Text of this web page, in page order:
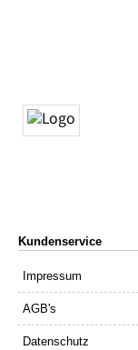
Kundenservice
Impressum
AGB's
Datenschutz